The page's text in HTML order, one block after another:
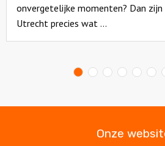
onvergetelijke momenten? Dan zijn
Utrecht precies wat ...
Onze